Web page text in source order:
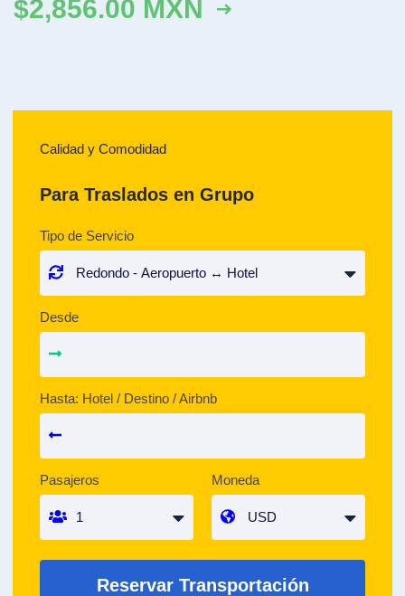
Calidad y Comodidad
Para Traslados en Grupo
Tipo de Servicio
Desde
Hasta: Hotel / Destino / Airbnb
Pasajeros Moneda
Reservar Transportación
$2,856.00 MXN